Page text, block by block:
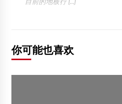
你可能也喜欢